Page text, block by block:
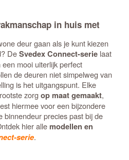
in huis met
deur gaan als je kunt kiezen
DeSvedex Connect-serie laat
mooi uiterlijk perfect
de deuren niet simpelweg van
is het uitgangspunt. Elke
zorgop maat gemaakt,
hiermee voor een bijzondere
binnendeur precies past bij de
hier alle modellen en
serie.